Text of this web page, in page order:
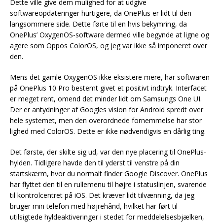
Dette ville give dem mulighed for at udgive
softwareopdateringer hurtigere, da OnePlus er lidt til den
langsommere side. Dette førte til en hvis bekymring, da
OnePlus’ OxygenOS-software dermed ville begynde at ligne og
agere som Oppos ColorOS, og jeg var ikke så imponeret over
den.
Mens det gamle OxygenOS ikke eksistere mere, har softwaren
på OnePlus 10 Pro bestemt givet et positivt indtryk. Interfacet
er meget rent, omend det minder lidt om Samsungs One UI.
Der er antydninger af Googles vision for Android spredt over
hele systemet, men den overordnede fornemmelse har stor
lighed med ColorOS. Dette er ikke nødvendigvis en dårlig ting.
Det første, der skilte sig ud, var den nye placering til OnePlus-
hylden. Tidligere havde den til yderst til venstre på din
startskærm, hvor du normalt finder Google Discover. OnePlus
har flyttet den til en rullemenu til højre i statuslinjen, svarende
til kontrolcentret på iOS. Det kræver lidt tilvænning, da jeg
bruger min telefon med højrehånd, hvilket har ført til
utilsigtede hyldeaktiveringer i stedet for meddelelsesbjælken,